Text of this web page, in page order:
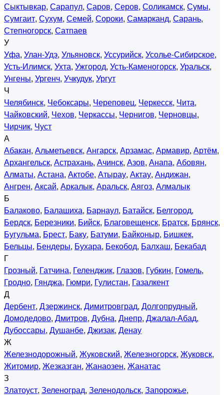
Сыктывкар, Сарапул, Саров, Серов, Соликамск, Сумы,
Сумгаит, Сухум, Семей, Сороки, Самарканд, Сарань,
Степногорск, Сатпаев
У
Уфа, Улан-Удэ, Ульяновск, Уссурийск, Усолье-Сибирское,
Усть-Илимск, Ухта, Ужгород, Усть-Каменогорск, Уральск,
Унгены, Ургенч, Учкудук, Ургут
Ч
Челябинск, Чебоксары, Череповец, Черкесск, Чита,
Чайковский, Чехов, Черкассы, Чернигов, Черновцы,
Чирчик, Чуст
А
Абакан, Альметьевск, Ангарск, Арзамас, Армавир, Артём,
Архангельск, Астрахань, Ачинск, Азов, Анапа, Абовян,
Алматы, Астана, Актобе, Атырау, Актау, Андижан,
Ангрен, Аксай, Аркалык, Аральск, Аягоз, Алмалык
Б
Балаково, Балашиха, Барнаул, Батайск, Белгород,
Бердск, Березники, Бийск, Благовещенск, Братск, Брянск,
Бугульма, Брест, Баку, Батуми, Байконыр, Бишкек,
Бельцы, Бендеры, Бухара, Бекобод, Балхаш, Бекабад
Г
Грозный, Гатчина, Геленджик, Глазов, Губкин, Гомель,
Гродно, Гянджа, Гюмри, Гулистан, Газалкент
Д
Дербент, Дзержинск, Димитровград, Долгопрудный,
Домодедово, Дмитров, Дубна, Днепр, Джалал-Абад,
Дубоссары, Душанбе, Джизак, Денау
Ж
Железнодорожный, Жуковский, Железногорск, Жуковск,
Житомир, Жезказган, Жанаозен, Жанатас
З
Златоуст, Зеленоград, Зеленодольск, Запорожье,